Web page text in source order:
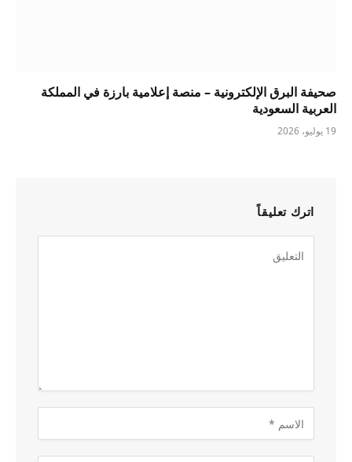
صحيفة البرق الإلكترونية – منصة إعلامية بارزة في المملكة
العربية السعودية
19 يوليو، 2026
اترك تعليقاً